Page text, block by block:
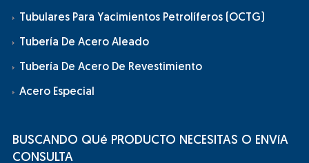
Tubulares Para Yacimientos Petrolíferos (OCTG)
Tubería De Acero Aleado
Tubería De Acero De Revestimiento
Acero Especial
BUSCANDO QUé PRODUCTO NECESITAS O ENVíA
CONSULTA